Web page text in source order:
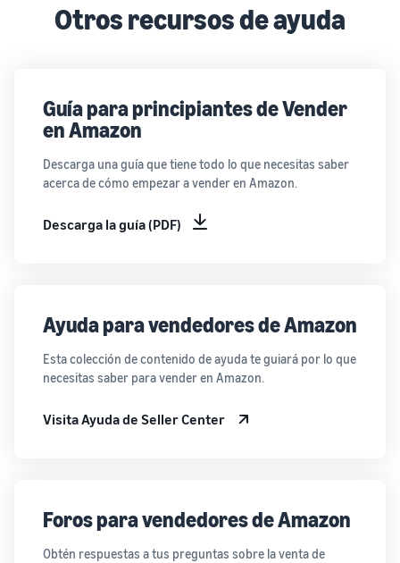
Otros recursos de ayuda
Guía para principiantes de Vender
en Amazon
Descarga una guía que tiene todo lo que necesitas saber
acerca de cómo empezar a vender en Amazon.
Descarga la guía (PDF)
Ayuda para vendedores de Amazon
Esta colección de contenido de ayuda te guiará por lo que
necesitas saber para vender en Amazon.
Visita Ayuda de Seller Center
Foros para vendedores de Amazon
Obtén respuestas a tus preguntas sobre la venta de